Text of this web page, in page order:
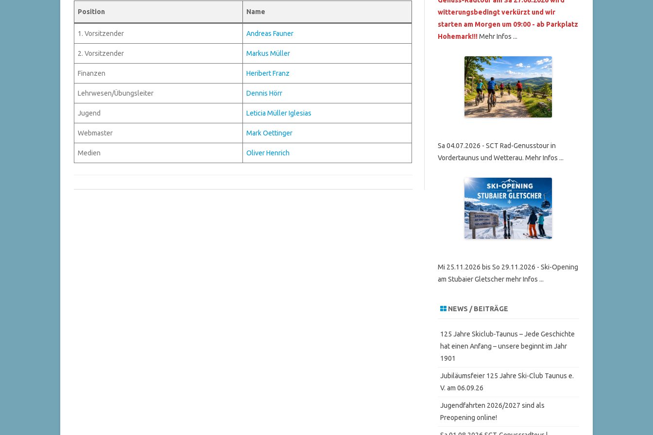
Position Name
1. Vorsitzender Andreas Fauner
2. Vorsitzender Markus Müller
Finanzen Heribert Franz
Lehrwesen/Übungsleiter Dennis Hörr
Jugend Leticia Müller Iglesias
Webmaster Mark Oettinger
Medien Oliver Henrich
witterungsbedingt verkürzt und wir
starten am Morgen um 09:00 - ab Parkplatz
Hohemark!!!Mehr Infos ...
Sa 04.07.2026 - SCT Rad-Genusstour in
Vordertaunus und Wetterau. Mehr Infos ...
Mi 25.11.2026 bis So 29.11.2026 - Ski-Opening
am Stubaier Gletscher mehr Infos ...
NEWS / BEITRÄGE
125 Jahre Skiclub-Taunus – Jede Geschichte
hat einen Anfang – unsere beginnt im Jahr
1901
Jubiläumsfeier 125 Jahre Ski-Club Taunus e.
V. am 06.09.26
Jugendfahrten 2026/2027 sind als
Preopening online!